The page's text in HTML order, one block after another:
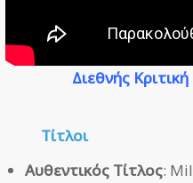
Διεθνής
Τίτλοι
Αυθεντικός Τίτλος: